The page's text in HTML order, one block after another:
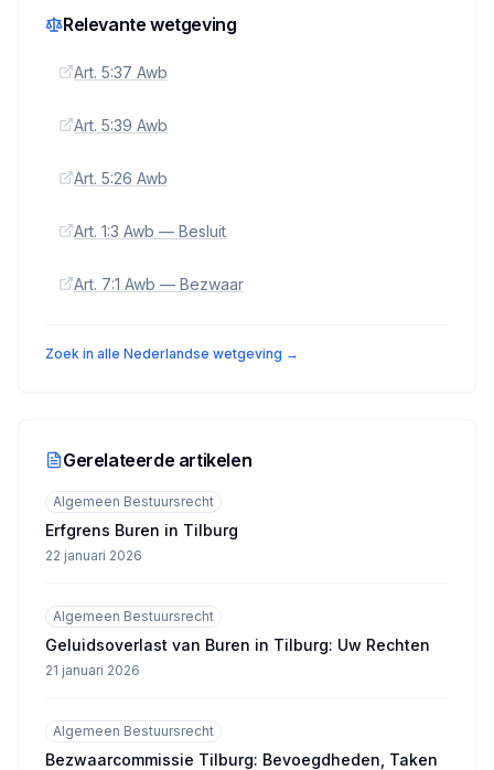
Relevante wetgeving
Art. 5:37 Awb
Art. 5:39 Awb
Art. 5:26 Awb
Art. 1:3 Awb — Besluit
Art. 7:1 Awb — Bezwaar
Zoek in alle Nederlandse wetgeving →
Gerelateerde artikelen
Algemeen Bestuursrecht
Erfgrens Buren in Tilburg
22 januari 2026
Algemeen Bestuursrecht
Geluidsoverlast van Buren in Tilburg: Uw Rechten
21 januari 2026
Algemeen Bestuursrecht
Bezwaarcommissie Tilburg: Bevoegdheden, Taken